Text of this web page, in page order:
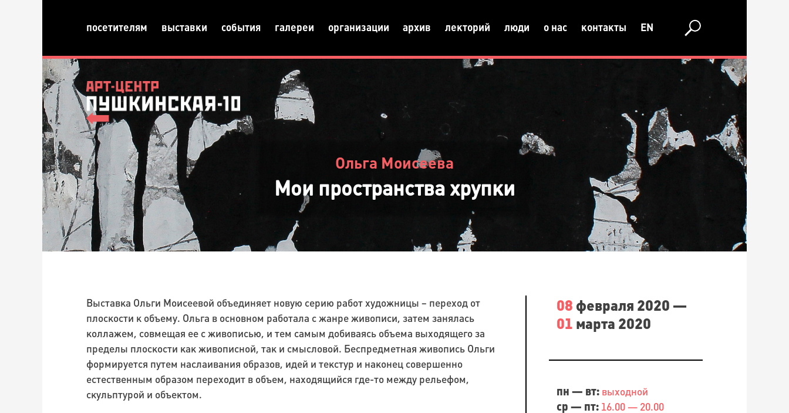
посетителям выставки события галереи организации архив лекторий люди о нас контакты EN
Ольга Моисеева
Мои пространства хрупки
Выставка Ольги Моисеевой объединяет новую серию работ художницы – переход от
плоскости к объему. Ольга в основном работала с жанре живописи, затем занялась
коллажем, совмещая ее с живописью, и тем самым добиваясь объема выходящего за
пределы плоскости как живописной, так и смысловой. Беспредметная живопись Ольги
формируется путем наслаивания образов, идей и текстур и наконец совершенно
естественным образом переходит в объем, находящийся где-то между рельефом,
скульптурой и объектом.
08 февраля 2020 —
01 марта 2020
пн — вт: выходной
ср — пт: 16.00 — 20.00